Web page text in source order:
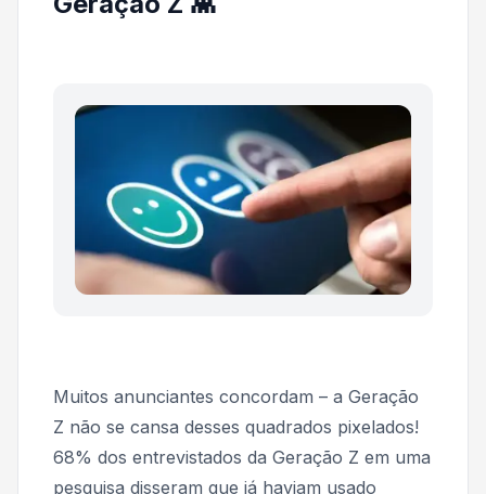
Muitos anunciantes concordam – a Geração
Z não se cansa desses quadrados pixelados!
68% dos entrevistados da Geração Z em uma
pesquisa disseram que já haviam usado